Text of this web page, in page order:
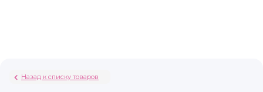
Назад к списку товаров